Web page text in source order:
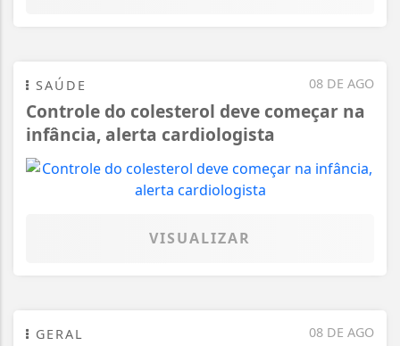
08 DE AGO
SAÚDE
Controle do colesterol deve começar na
infância, alerta cardiologista
VISUALIZAR
08 DE AGO
GERAL